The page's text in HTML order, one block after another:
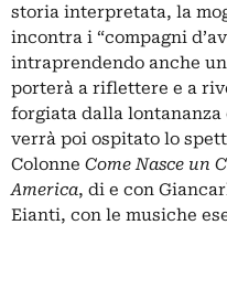
storia interpretata, la
incontra i “compagni
intraprendendo anche
porterà a riflettere e a
forgiata dalla lontananza
verrà poi ospitato lo
Colonne Come Nasce un
America, di e con
Eianti, con le musiche